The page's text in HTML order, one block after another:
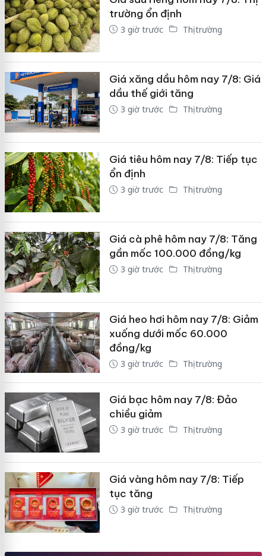
trường ổn định
3 giờ trước Thị trường
Giá xăng dầu hôm nay 7/8: Giá
dầu thế giới tăng
3 giờ trước Thị trường
Giá tiêu hôm nay 7/8: Tiếp tục
ổn định
3 giờ trước Thị trường
Giá cà phê hôm nay 7/8: Tăng
gần mốc 100.000 đồng/kg
3 giờ trước Thị trường
Giá heo hơi hôm nay 7/8: Giảm
xuống dưới mốc 60.000
đồng/kg
3 giờ trước Thị trường
Giá bạc hôm nay 7/8: Đảo
chiều giảm
3 giờ trước Thị trường
Giá vàng hôm nay 7/8: Tiếp
tục tăng
3 giờ trước Thị trường